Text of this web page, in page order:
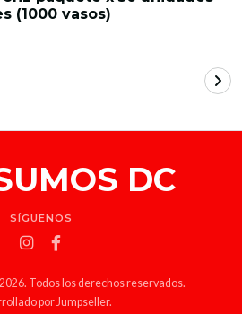
(1000 vasos)
DC
SÍGUENOS
Todos los derechos reservados.
por Jumpseller.